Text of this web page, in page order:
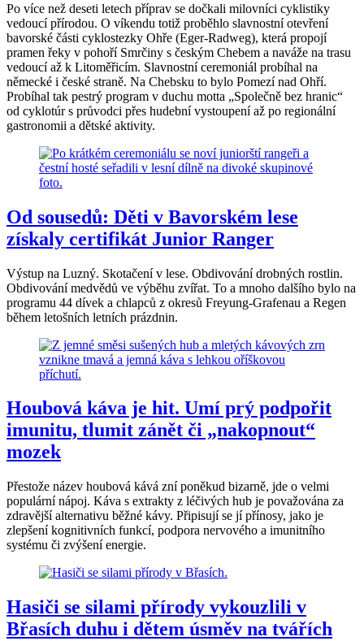
Po více než deseti letech příprav se dočkali milovníci cyklistiky
vedoucí přírodou. O víkendu totiž proběhlo slavnostní otevření
bavorské části cyklostezky Ohře (Eger-Radweg), která propojí
pramen řeky v pohoří Smrčiny s českým Chebem a naváže na trasu
vedoucí až k Litoměřicím. Slavnostní ceremoniál probíhal na
německé i české straně. Na Chebsku to bylo Pomezí nad Ohří.
Probíhal tak pestrý program v duchu motta „Společně bez hranic“
od cyklotúr s průvodci přes hudební vystoupení až po regionální
gastronomii a dětské aktivity.
Od sousedů: Děti v Bavorském lese
získaly certifikát Junior Ranger
Výstup na Luzný. Skotačení v lese. Obdivování drobných rostlin.
Obdivování medvědů ve výběhu zvířat. To a mnoho dalšího bylo na
programu 44 dívek a chlapců z okresů Freyung-Grafenau a Regen
během letošních letních prázdnin.
Houbová káva je hit. Umí prý podpořit
imunitu, tlumit zánět či „nakopnout“
mozek
Přestože název houbová kává zní poněkud bizarně, jde o velmi
populární nápoj. Káva s extrakty z léčivých hub je považována za
zdravější alternativu běžné kávy. Připisují se jí přínosy, jako je
zlepšení kognitivních funkcí, podpora nervového a imunitního
systému či zvýšení energie.
Hasiči se silami přírody vykouzlili v
Břasích duhu i dětem úsměv na tvářích